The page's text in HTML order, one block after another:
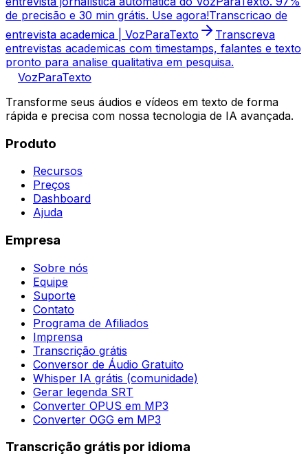
de precisão e 30 min grátis. Use agora!Transcricao de
entrevista academica | VozParaTexto
Transcreva
entrevistas academicas com timestamps, falantes e texto
pronto para analise qualitativa em pesquisa.
VozParaTexto
Transforme seus áudios e vídeos em texto de forma
rápida e precisa com nossa tecnologia de IA avançada.
Produto
Recursos
Preços
Dashboard
Ajuda
Empresa
Sobre nós
Equipe
Suporte
Contato
Programa de Afiliados
Imprensa
Transcrição grátis
Conversor de Áudio Gratuito
Whisper IA grátis (comunidade)
Gerar legenda SRT
Converter OPUS em MP3
Converter OGG em MP3
Transcrição grátis por idioma